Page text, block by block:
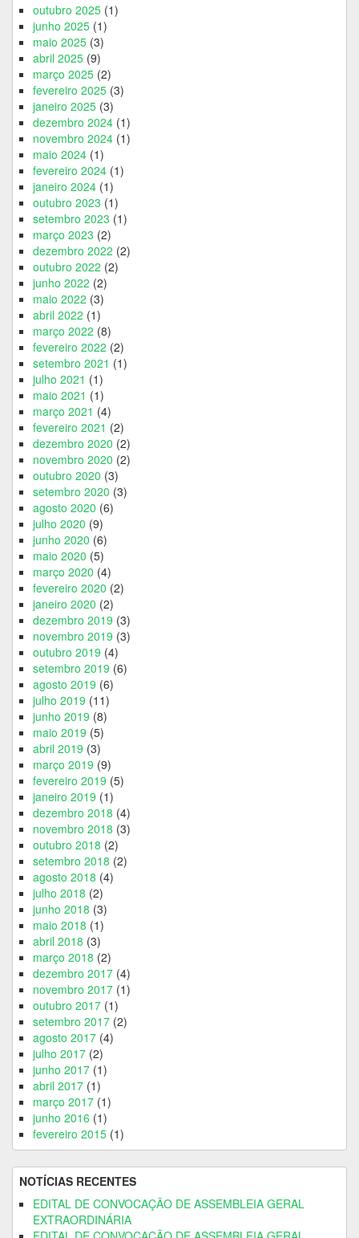
outubro 2025 (1)
junho 2025 (1)
maio 2025 (3)
abril 2025 (9)
março 2025 (2)
fevereiro 2025 (3)
janeiro 2025 (3)
dezembro 2024 (1)
novembro 2024 (1)
maio 2024 (1)
fevereiro 2024 (1)
janeiro 2024 (1)
outubro 2023 (1)
setembro 2023 (1)
março 2023 (2)
dezembro 2022 (2)
outubro 2022 (2)
junho 2022 (2)
maio 2022 (3)
abril 2022 (1)
março 2022 (8)
fevereiro 2022 (2)
setembro 2021 (1)
julho 2021 (1)
maio 2021 (1)
março 2021 (4)
fevereiro 2021 (2)
dezembro 2020 (2)
novembro 2020 (2)
outubro 2020 (3)
setembro 2020 (3)
agosto 2020 (6)
julho 2020 (9)
junho 2020 (6)
maio 2020 (5)
março 2020 (4)
fevereiro 2020 (2)
janeiro 2020 (2)
dezembro 2019 (3)
novembro 2019 (3)
outubro 2019 (4)
setembro 2019 (6)
agosto 2019 (6)
julho 2019 (11)
junho 2019 (8)
maio 2019 (5)
abril 2019 (3)
março 2019 (9)
fevereiro 2019 (5)
janeiro 2019 (1)
dezembro 2018 (4)
novembro 2018 (3)
outubro 2018 (2)
setembro 2018 (2)
agosto 2018 (4)
julho 2018 (2)
junho 2018 (3)
maio 2018 (1)
abril 2018 (3)
março 2018 (2)
dezembro 2017 (4)
novembro 2017 (1)
outubro 2017 (1)
setembro 2017 (2)
agosto 2017 (4)
julho 2017 (2)
junho 2017 (1)
abril 2017 (1)
março 2017 (1)
junho 2016 (1)
fevereiro 2015 (1)
NOTÍCIAS RECENTES
EDITAL DE CONVOCAÇÃO DE ASSEMBLEIA GERAL
EXTRAORDINÁRIA